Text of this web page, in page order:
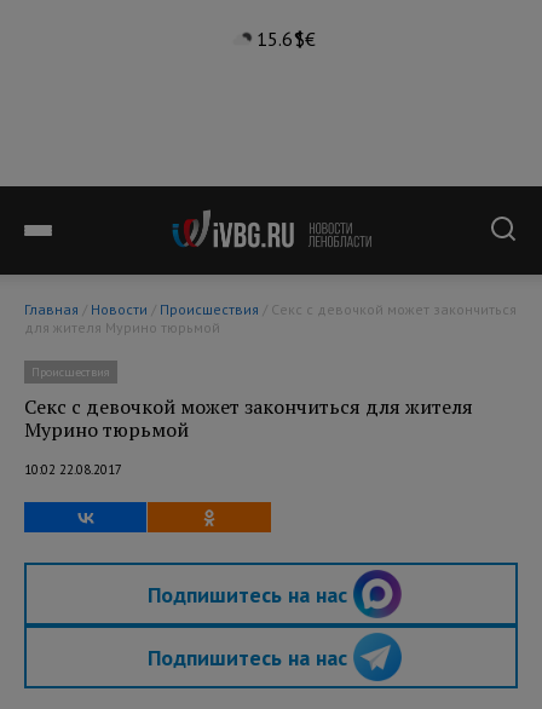
15.6°$€
Главная / Новости / Происшествия
для жителя Мурино тюрьмой
Происшествия
Секс с девочкой может закончиться для жителя
Мурино тюрьмой
10:02 22.08.2017
Подпишитесь на нас
Подпишитесь на нас